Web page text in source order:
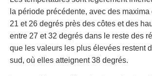
la période précédente, avec des
21 et 26 degrés près des côtes et des
entre 27 et 32 degrés dans le reste des
que les valeurs les plus élevées restent
sud, où elles atteignent 38 degrés.